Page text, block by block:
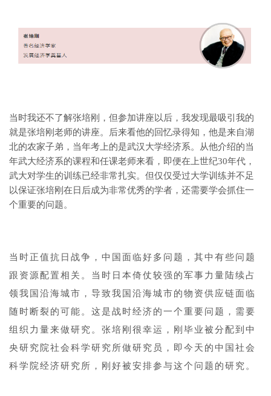
当时我还不了解张培刚，但参加讲座以后，我发现最吸引我的
就是张培刚老师的讲座。后来看他的回忆录得知，他是来自湖
北的农家子弟，当年考上的是武汉大学经济系。从他介绍的当
年武大经济系的课程和任课老师来看，即便在上世纪30年代，
武大对学生的训练已经非常扎实。但仅仅受过大学训练并不足
以保证张培刚在日后成为非常优秀的学者，还需要学会抓住一
个重要的问题。
当时正值抗日战争，中国面临好多问题，其中有些问题
跟资源配置相关。当时日本倚仗较强的军事力量陆续占
领我国沿海城市，导致我国沿海城市的物资供应链面临
随时断裂的可能。这是战时经济的一个重要问题，需要
组织力量来做研究。张培刚很幸运，刚毕业被分配到中
央研究院社会科学研究所做研究员，即今天的中国社会
科学院经济研究所，刚好被安排参与这个问题的研究。